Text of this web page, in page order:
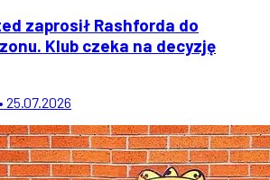
zaprosił Rashforda do
Klub czeka na decyzję
25.07.2026